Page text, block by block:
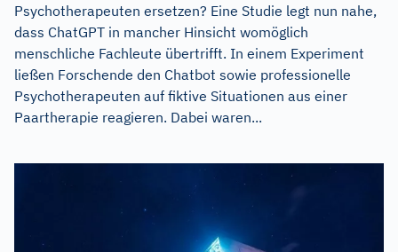
Psychotherapeuten ersetzen? Eine Studie legt nun nahe,
dass ChatGPT in mancher Hinsicht womöglich
menschliche Fachleute übertrifft. In einem Experiment
ließen Forschende den Chatbot sowie professionelle
Psychotherapeuten auf fiktive Situationen aus einer
Paartherapie reagieren. Dabei waren...